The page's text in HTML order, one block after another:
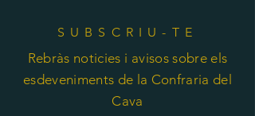
SUBSCRIU-TE
Rebràs noticies i avisos sobre els
esdeveniments de la Confraria del
Cava